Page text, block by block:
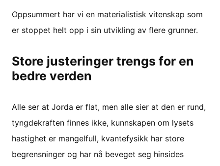
Oppsummert har vi en materialistisk vitenskap som
er stoppet helt opp i sin utvikling av flere grunner.
Store justeringer trengs for en
bedre verden
Alle ser at Jorda er flat, men alle sier at den er rund,
tyngdekraften finnes ikke, kunnskapen om lysets
hastighet er mangelfull, kvantefysikk har store
begrensninger og har nå beveget seg hinsides